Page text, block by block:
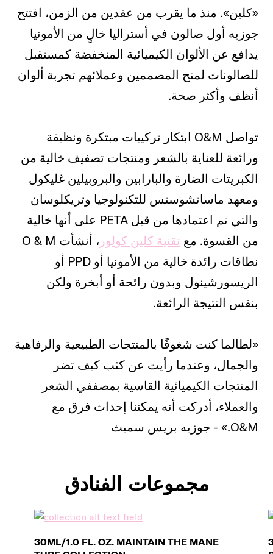
«كلين». منذ ما يقرب من عقدين من الزمن، افتتح
جوزيه أول صالون في أستراليا خالٍ من الأمونيا
يدافع عن الألوان الكيميائية المنخفضة كمستقبل
للصالونات لمنح المصممين وعملائهم تجربة ألوان
أنظف وأكثر صحة.
تواصل O&M ابتكار تركيبات مبتكرة ونظيفة
ورائعة للعناية بالشعر ومنتجات تصفيف خالية من
الكبريتات الضارة والبارابين والبروبيلين غليكول
ومعهد ماساتشوستس للتكنولوجيا وتريكلوسان
والتي تم اعتمادها من قبل PETA على أنها خالية
من القسوة. مع تقنية كلين كولور
، أنشأت O & M
نطاقات رائدة خالية من الأمونيا أو PPD أو
الريسورشينول وبدون رائحة أو أبخرة ولكن
بنفس النتيجة الرائعة.
«لطالما كنت شغوفًا بالمنتجات الطبيعية والرفاهية
والجمال، وعندما رأيت عن كثب كيف تضر
المنتجات الكيميائية القاسية بمصففي الشعر
والعملاء، أدركت أنه يمكننا إحداث فرق مع
O&M.» - جوزيه بريس سميث
مجموعات الفنادق
30ML/1.0 FL. OZ. MAINTAIN THE MANE